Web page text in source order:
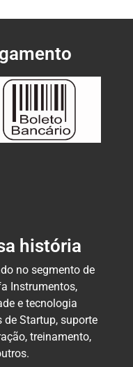
história
no segmento de
Instrumentos,
e tecnologia
de Startup, suporte
treinamento,